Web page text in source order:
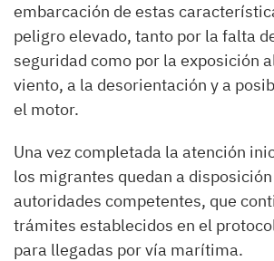
embarcación de estas
peligro elevado, tanto por la falta
seguridad como por la exposición
viento, a la desorientación y a
el motor.
Una vez completada la atención
los migrantes quedan a
autoridades competentes, que
trámites establecidos en el
para llegadas por vía marítima.